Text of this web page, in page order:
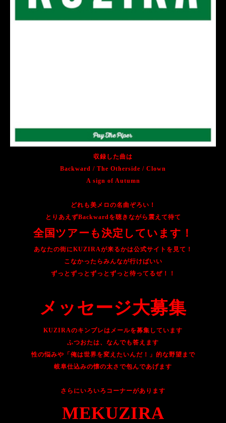
収録した曲は
Backward / The Otherside / Clown
A sign of Autumn
どれも美メロの名曲ぞろい！
とりあえずBackwardを聴きながら震えて待て
全国ツアーも決定しています！
あなたの街にKUZIRAが来るかは公式サイトを見て！
こなかったらみんなが行けばいい
ずっとずっとずっとずっと待ってるぜ！！
メッセージ大募集
KUZIRAのキンプレはメールを募集しています
ふつおたは、なんでも答えます
性の悩みや「俺は世界を変えたいんだ！」的な野望まで
岐阜仕込みの懐の太さで包んであげます
さらにいろいろコーナーがあります
MEKUZIRA